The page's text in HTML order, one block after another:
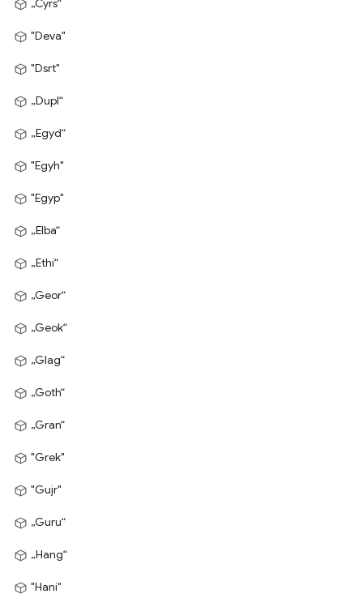
„Cyrs“
"Deva"
"Dsrt"
„Dupl“
„Egyd“
"Egyh"
"Egyp"
„Elba“
„Ethi“
„Geor“
„Geok“
„Glag“
„Goth“
„Gran“
"Grek"
"Gujr"
„Guru“
„Hang“
"Hani"